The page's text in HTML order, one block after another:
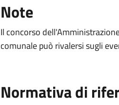
Note
Il concorso
comunale può rivalersi sugli
Normativa di